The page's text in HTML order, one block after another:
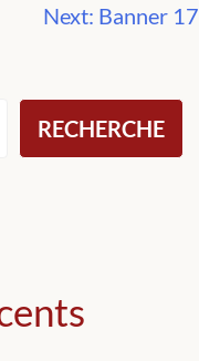
Next: Banner 17
RECHERCHE